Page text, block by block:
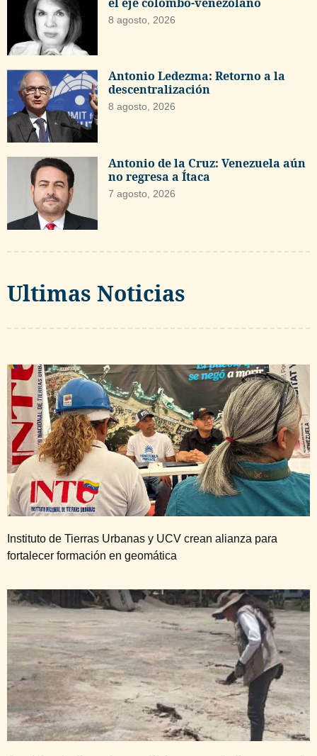
8 agosto, 2026
Antonio Ledezma: Retorno a la
descentralización
8 agosto, 2026
Antonio de la Cruz: Venezuela aún
no regresa a Ítaca
7 agosto, 2026
Ultimas Noticias
Instituto de Tierras Urbanas y UCV crean alianza para
fortalecer formación en geomática